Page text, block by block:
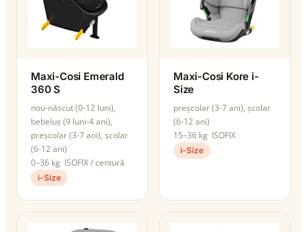
Maxi-Cosi Emerald
360 S
nou-născut (0-12 luni),
bebeluș (9 luni-4 ani),
preșcolar (3-7 ani), școlar
(6-12 ani)
0–36 kg ISOFIX / centură
i-Size
Maxi-Cosi Kore i-
Size
preșcolar (3-7 ani), școlar
(6-12 ani)
15–36 kg ISOFIX
i-Size